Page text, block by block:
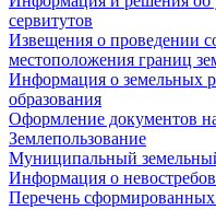
сервитутов
Извещения о проведении
местоположения границ
Информация о земельных
образования
Оформление документов
Землепользование
Муниципальный
Информация о
Перечень сформированных